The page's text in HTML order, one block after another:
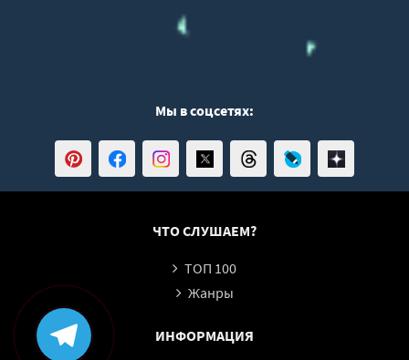
Мы в соцсетях:
ЧТО СЛУШАЕМ?
ТОП 100
Жанры
ИНФОРМАЦИЯ